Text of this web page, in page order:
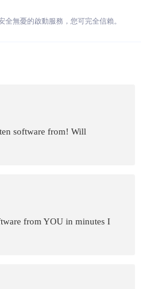
無憂的啟動服務，您可完全信賴。
software from! Will
from YOU in minutes I